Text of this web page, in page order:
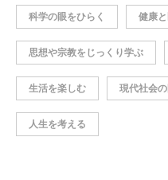
科学の眼をひらく 健康
思想や宗教をじっくり学ぶ
生活を楽しむ 現代社会
人生を考える